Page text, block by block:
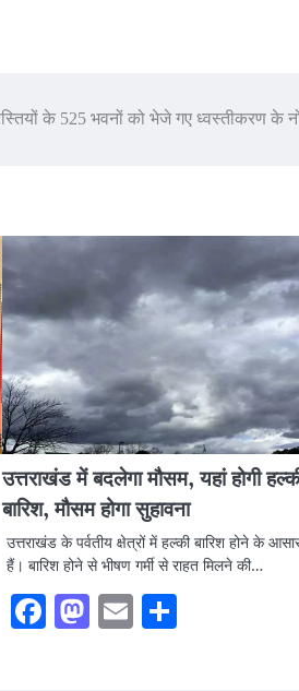
के 525 भवनों को भेजे गए ध्वस्तीकरण के
उत्तराखंड में बदलेगा मौसम, यहां होगी
बारिश, मौसम होगा सुहावना
उत्तराखंड के पर्वतीय क्षेत्रों में हल्की बारिश होने के
हैं। बारिश होने से भीषण गर्मी से राहत मिलने की…
Facebook
Mastodon
Email